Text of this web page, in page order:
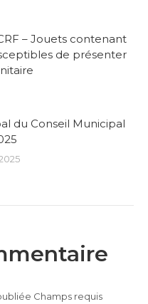
– Jouets contenant
de présenter
du Conseil Municipal
Champs requis